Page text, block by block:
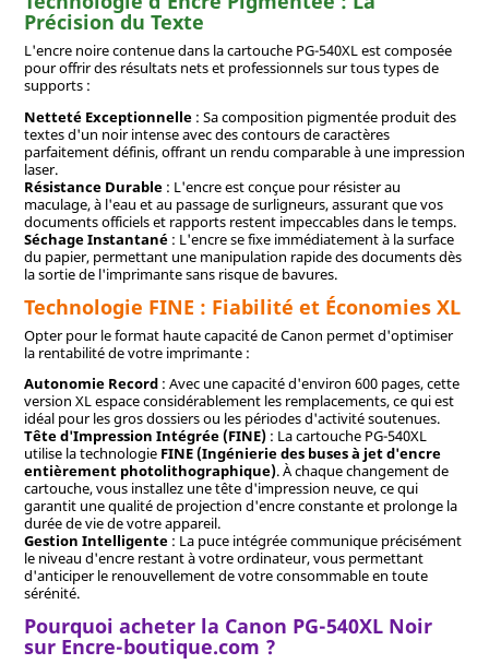
Précision du Texte
L'encre noire contenue dans la cartouche PG-540XL est composée
pour offrir des résultats nets et professionnels sur tous types de
supports :
Netteté Exceptionnelle: Sa composition pigmentée produit des
textes d'un noir intense avec des contours de caractères
parfaitement définis, offrant un rendu comparable à une impression
laser.
Résistance Durable: L'encre est conçue pour résister au
maculage, à l'eau et au passage de surligneurs, assurant que vos
documents officiels et rapports restent impeccables dans le temps.
Séchage Instantané: L'encre se fixe immédiatement à la surface
du papier, permettant une manipulation rapide des documents dès
la sortie de l'imprimante sans risque de bavures.
Technologie FINE : Fiabilité et Économies XL
Opter pour le format haute capacité de Canon permet d'optimiser
la rentabilité de votre imprimante :
Autonomie Record: Avec une capacité d'environ 600 pages, cette
version XL espace considérablement les remplacements, ce qui est
idéal pour les gros dossiers ou les périodes d'activité soutenues.
Tête d'Impression Intégrée (FINE): La cartouche PG-540XL
utilise la technologie FINE (Ingénierie des buses à jet d'encre
entièrement photolithographique). À chaque changement de
cartouche, vous installez une tête d'impression neuve, ce qui
garantit une qualité de projection d'encre constante et prolonge la
durée de vie de votre appareil.
Gestion Intelligente: La puce intégrée communique précisément
le niveau d'encre restant à votre ordinateur, vous permettant
d'anticiper le renouvellement de votre consommable en toute
sérénité.
Pourquoi acheter la Canon PG-540XL Noir
sur Encre-boutique.com ?